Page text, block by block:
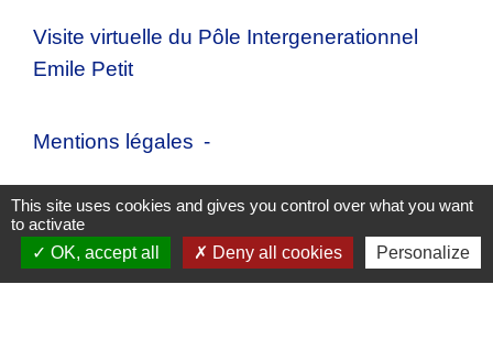
Visite virtuelle du Pôle Intergenerationnel
Emile Petit
Mentions légales -
Politique de confidentialité - Accessibilité -
Plan du site - Gestion des cookies
This site uses cookies and gives you control over what you want
to activate
OK, accept all
Deny all cookies Personalize